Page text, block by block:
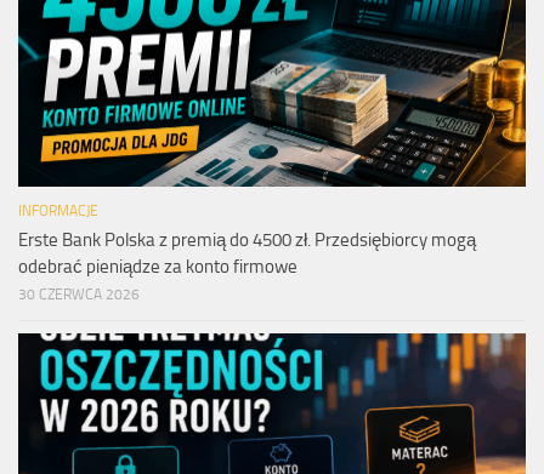
INFORMACJE
Erste Bank Polska z premią do 4500 zł. Przedsiębiorcy mogą
odebrać pieniądze za konto firmowe
30 CZERWCA 2026